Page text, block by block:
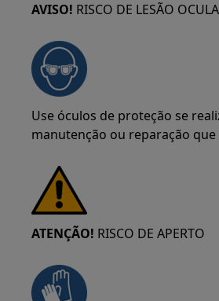
AVISO! RISCO DE LESÃO
Use óculos de proteção se
manutenção ou reparação
ATENÇÃO! RISCO DE APERTO